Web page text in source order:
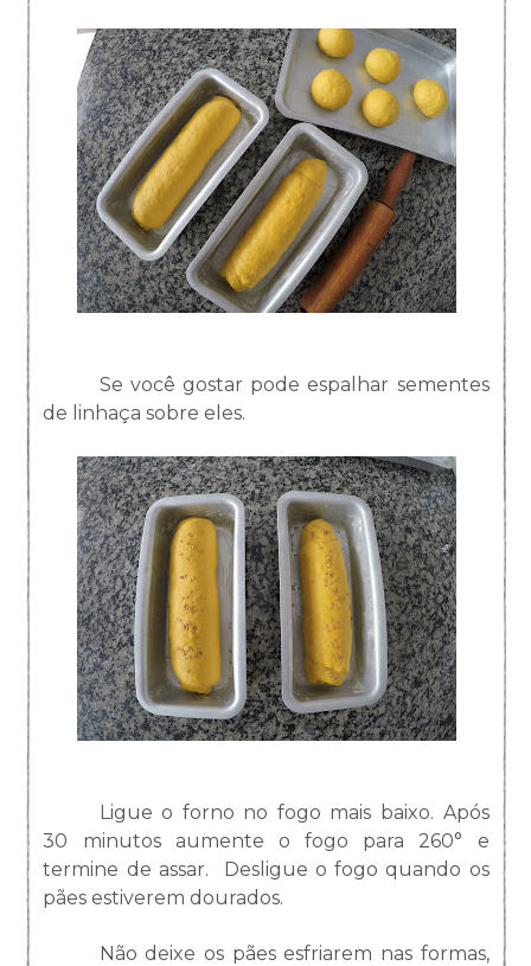
Se você gostar pode espalhar sementes
de linhaça sobre eles.
Ligue o forno no fogo mais baixo. Após
30 minutos aumente o fogo para 260° e
termine de assar. Desligue o fogo quando os
pães estiverem dourados.
Não deixe os pães esfriarem nas formas,